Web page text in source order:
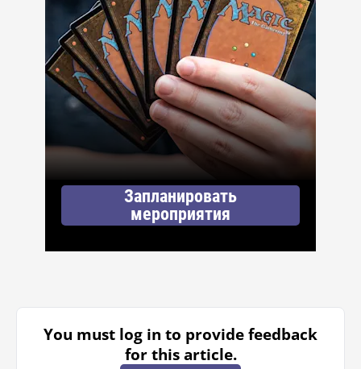
Запланировать
мероприятия
You must log in to provide feedback
for this article.